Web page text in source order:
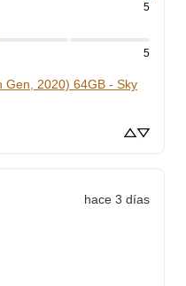
5
5
Gen, 2020) 64GB - Sky
hace 3 días